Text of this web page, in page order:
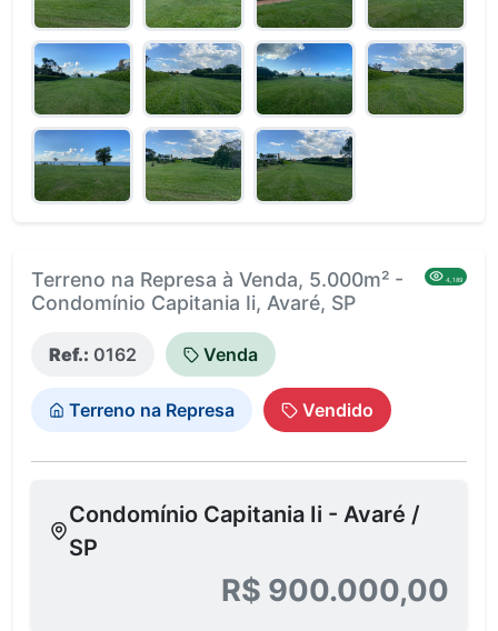
Terreno na Represa à Venda, 5.000m² -
Condomínio Capitania Ii, Avaré, SP
4,189
Ref.: 0162 Venda
Terreno na Represa Vendido
Condomínio Capitania Ii - Avaré /
SP
R$ 900.000,00